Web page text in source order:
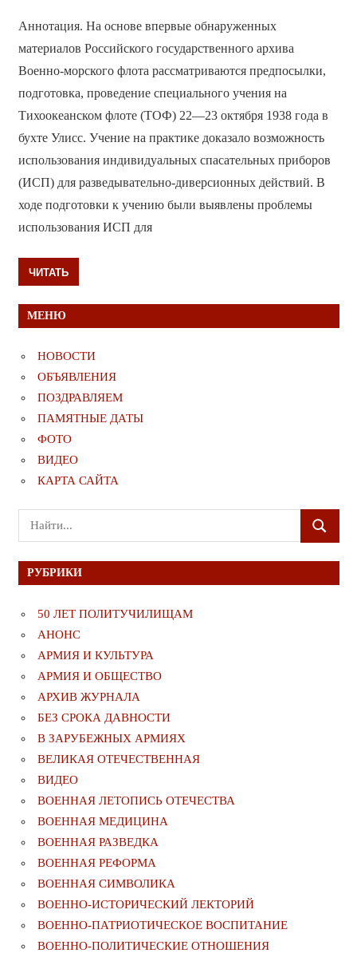
Аннотация. На основе впервые обнаруженных
материалов Российского государственного архива
Военно-морского флота рассматриваются предпосылки,
подготовка, проведение специального учения на
Тихоокеанском флоте (ТОФ) 22—23 октября 1938 года в
бухте Улисс. Учение на практике доказало возможность
использования индивидуальных спасательных приборов
(ИСП) для разведывательно-диверсионных действий. В
ходе подготовки к учению были выявлены проблемы
использования ИСП для
ЧИТАТЬ
МЕНЮ
НОВОСТИ
ОБЪЯВЛЕНИЯ
ПОЗДРАВЛЯЕМ
ПАМЯТНЫЕ ДАТЫ
ФОТО
ВИДЕО
КАРТА САЙТА
Поиск
для:
ПОИСК
РУБРИКИ
50 ЛЕТ ПОЛИТУЧИЛИЩАМ
АНОНС
АРМИЯ И КУЛЬТУРА
АРМИЯ И ОБЩЕСТВО
АРХИВ ЖУРНАЛА
БЕЗ СРОКА ДАВНОСТИ
В ЗАРУБЕЖНЫХ АРМИЯХ
ВЕЛИКАЯ ОТЕЧЕСТВЕННАЯ
ВИДЕО
ВОЕННАЯ ЛЕТОПИСЬ ОТЕЧЕСТВА
ВОЕННАЯ МЕДИЦИНА
ВОЕННАЯ РАЗВЕДКА
ВОЕННАЯ РЕФОРМА
ВОЕННАЯ СИМВОЛИКА
ВОЕННО-ИСТОРИЧЕСКИЙ ЛЕКТОРИЙ
ВОЕННО-ПАТРИОТИЧЕСКОЕ ВОСПИТАНИЕ
ВОЕННО-ПОЛИТИЧЕСКИE ОТНОШЕНИЯ